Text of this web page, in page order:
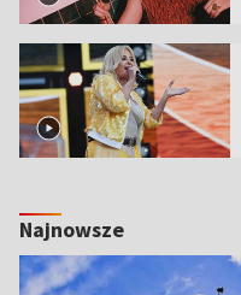
Najnowsze